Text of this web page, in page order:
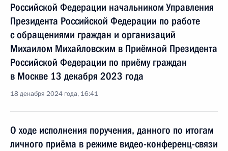
Российской Федерации начальником Управления
Президента Российской Федерации по работе
с обращениями граждан и организаций
Михаилом Михайловским в Приёмной Президента
Российской Федерации по приёму граждан
в Москве 13 декабря 2023 года
18 декабря 2024 года, 16:41
О ходе исполнения поручения, данного по итогам
личного приёма в режиме видео-конференц-связи